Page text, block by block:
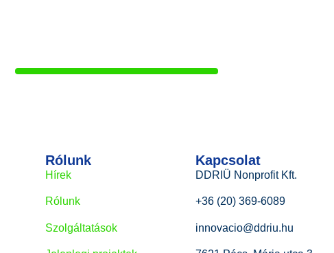
Rólunk
Hírek
Rólunk
Szolgáltatások
Kapcsolat
DDRIÜ Nonprofit Kft.
+36 (20) 369-6089
innovacio@ddriu.hu